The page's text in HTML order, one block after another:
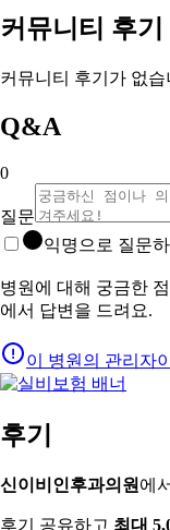
커뮤니티 후기
커뮤니티 후기가 없습
Q&A
0
질문
익명으로 질문하
병원에 대해 궁금한
에서 답변을 드려요.
이 병원의 관리자
후기
신이비인후과의원 에
후기 공유하고 최대